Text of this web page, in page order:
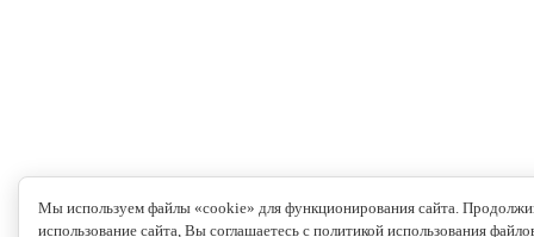
Мы используем файлы «cookie» для функционирования сайта.
использование сайта, Вы соглашаетесь с политикой использования